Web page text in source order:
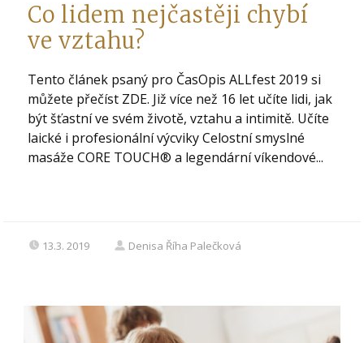
Co lidem nejčastěji chybí
ve vztahu?
Tento článek psaný pro ČasOpis ALLfest 2019 si
můžete přečíst ZDE. Již více než 16 let učíte lidi, jak
být šťastní ve svém životě, vztahu a intimitě. Učíte
laické i profesionální výcviky Celostní smyslné
masáže CORE TOUCH® a legendární víkendové...
13.3. 2019 Denisa Říha Palečková